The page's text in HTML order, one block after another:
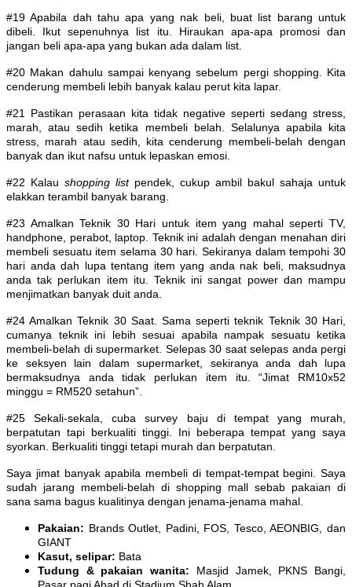
#19 Apabila dah tahu apa yang nak beli, buat list barang untuk
dibeli. Ikut sepenuhnya list itu. Hiraukan apa-apa promosi dan
jangan beli apa-apa yang bukan ada dalam list.
#20 Makan dahulu sampai kenyang sebelum pergi shopping. Kita
cenderung membeli lebih banyak kalau perut kita lapar.
#21 Pastikan perasaan kita tidak negative seperti sedang stress,
marah, atau sedih ketika membeli belah. Selalunya apabila kita
stress, marah atau sedih, kita cenderung membeli-belah dengan
banyak dan ikut nafsu untuk lepaskan emosi.
#22 Kalau shopping listpendek, cukup ambil bakul sahaja untuk
elakkan terambil banyak barang.
#23 Amalkan Teknik 30 Hari untuk item yang mahal seperti TV,
handphone, perabot, laptop. Teknik ini adalah dengan menahan diri
membeli sesuatu item selama 30 hari. Sekiranya dalam tempohi 30
hari anda dah lupa tentang item yang anda nak beli, maksudnya
anda tak perlukan item itu. Teknik ini sangat power dan mampu
menjimatkan banyak duit anda.
#24 Amalkan Teknik 30 Saat. Sama seperti teknik Teknik 30 Hari,
cumanya teknik ini lebih sesuai apabila nampak sesuatu ketika
membeli-belah di supermarket. Selepas 30 saat selepas anda pergi
ke seksyen lain dalam supermarket, sekiranya anda dah lupa
bermaksudnya anda tidak perlukan item itu. “Jimat RM10x52
minggu = RM520 setahun”.
#25 Sekali-sekala, cuba survey baju di tempat yang murah,
berpatutan tapi berkualiti tinggi. Ini beberapa tempat yang saya
syorkan. Berkualiti tinggi tetapi murah dan berpatutan.
Saya jimat banyak apabila membeli di tempat-tempat begini. Saya
sudah jarang membeli-belah di shopping mall sebab pakaian di
sana sama bagus kualitinya dengan jenama-jenama mahal.
Pakaian: Brands Outlet, Padini, FOS, Tesco, AEONBIG, dan
GIANT
Kasut, selipar: Bata
Tudung & pakaian wanita: Masjid Jamek, PKNS Bangi,